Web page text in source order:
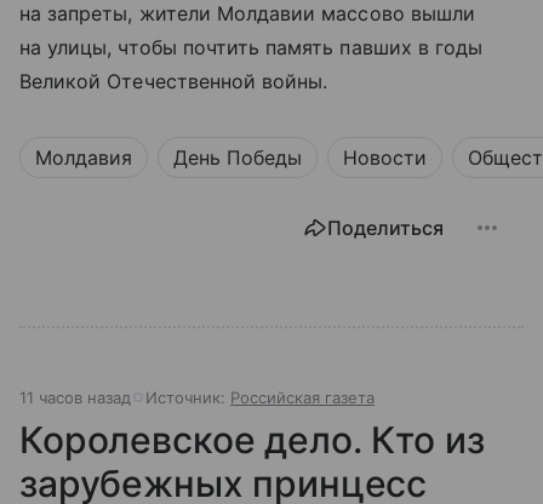
на запреты, жители Молдавии массово вышли
на улицы, чтобы почтить память павших в годы
Великой Отечественной войны.
Молдавия День Победы Новости
Поделиться
11 часов назад Источник: Российская газета
Королевское дело. Кто из
зарубежных принцесс